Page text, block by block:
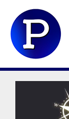
contenido